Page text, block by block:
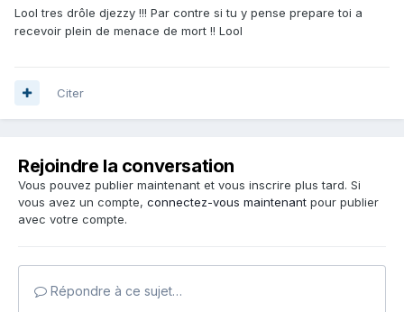
Lool tres drôle djezzy !!! Par contre si tu y pense prepare toi a
recevoir plein de menace de mort !! Lool
Citer
Rejoindre la conversation
Vous pouvez publier maintenant et vous inscrire plus tard. Si
vous avez un compte, connectez-vous maintenant pour publier
avec votre compte.
Répondre à ce sujet…